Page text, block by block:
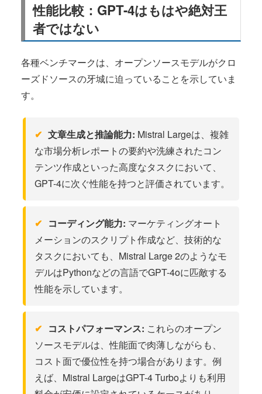
性能比較：GPT-4はもはや絶対王
者ではない
各種ベンチマークは、オープンソースモデルがクロ
ーズドソースの牙城に迫っていることを示していま
す。
文章生成と推論能力: Mistral Largeは、複雑
な市場分析レポートの要約や洗練されたコン
テンツ作成といった高度なタスクにおいて、
GPT-4に次ぐ性能を持つと評価されています。
コーディング能力: マーケティングオート
メーションのスクリプト作成など、技術的な
タスクにおいても、Mistral Large 2のようなモ
デルはPythonなどの言語でGPT-4oに匹敵する
性能を示しています。
コストパフォーマンス: これらのオープン
ソースモデルは、性能面で肉薄しながらも、
コスト面で優位性を持つ場合があります。例
えば、Mistral LargeはGPT-4 Turboよりも利用